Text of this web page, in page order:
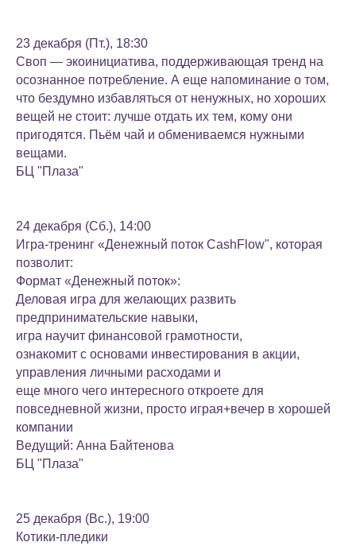
23 декабря (Пт.), 18:30
Своп — экоинициатива, поддерживающая тренд на
осознанное потребление. А еще напоминание о том,
что бездумно избавляться от ненужных, но хороших
вещей не стоит: лучше отдать их тем, кому они
пригодятся. Пьём чай и обмениваемся нужными
вещами.
БЦ "Плаза"
24 декабря (Сб.), 14:00
Игра-тренинг «Денежный поток CashFlow", которая
позволит:
Формат «Денежный поток»:
Деловая игра для желающих развить
предпринимательские навыки,
игра научит финансовой грамотности,
ознакомит с основами инвестирования в акции,
управления личными расходами и
еще много чего интересного откроете для
повседневной жизни, просто играя+вечер в хорошей
компании
Ведущий: Анна Байтенова
БЦ "Плаза"
25 декабря (Вс.), 19:00
Котики-пледики